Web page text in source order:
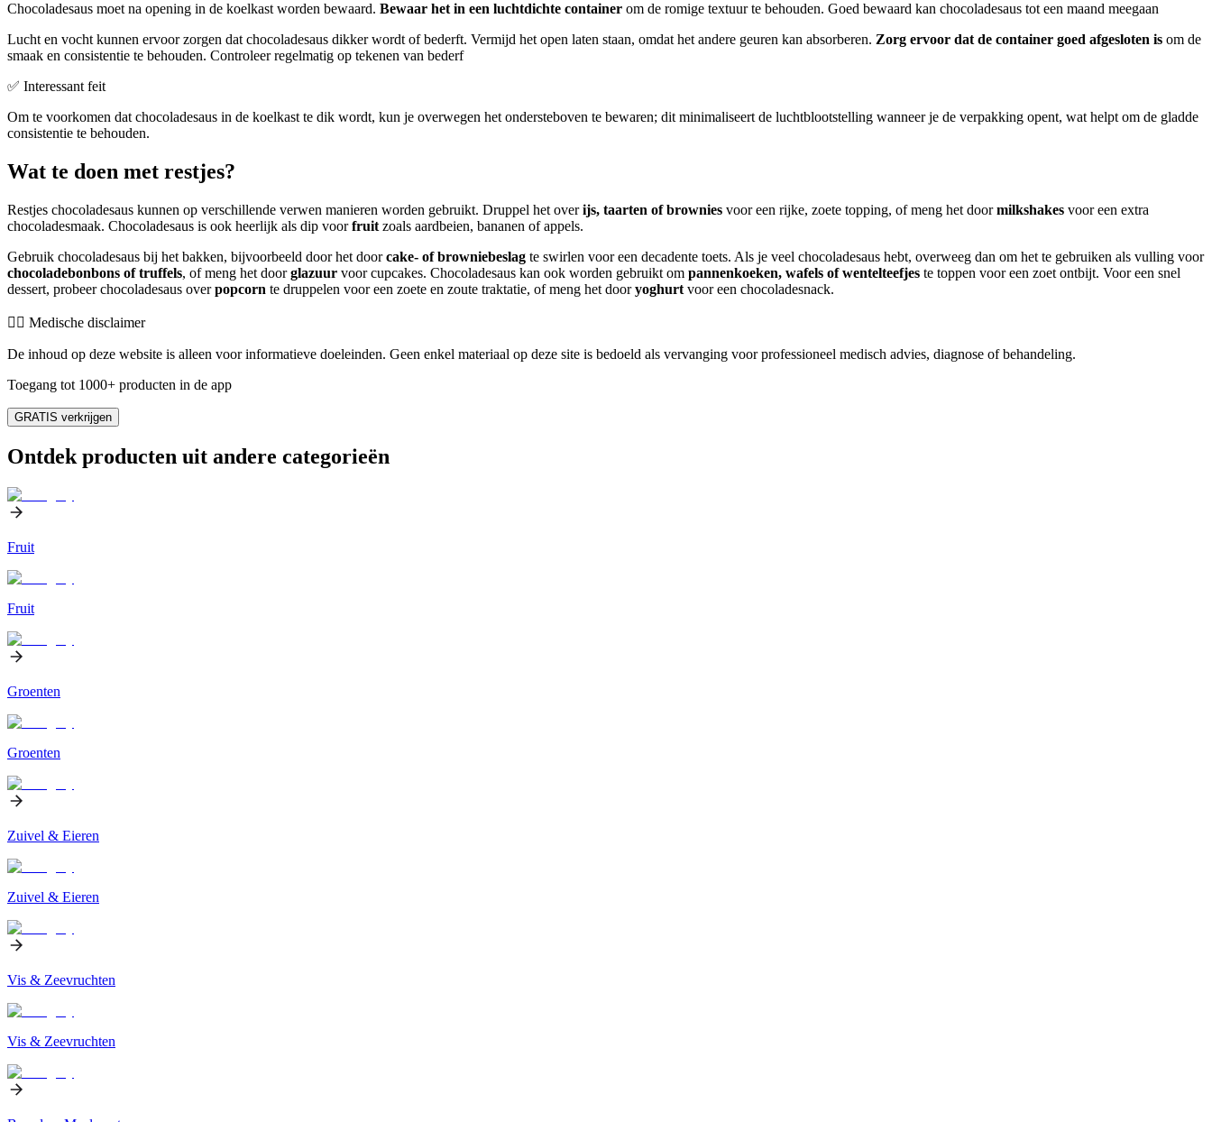
Chocoladesaus moet na opening in de koelkast worden bewaard. Bewaar het in een luchtdichte container om de romige textuur te behouden. Goed bewaard kan chocoladesaus tot een maand meegaan
Lucht en vocht kunnen ervoor zorgen dat chocoladesaus dikker wordt of bederft. Vermijd het open laten staan, omdat het andere geuren kan absorberen. Zorg ervoor dat de container goed afgesloten is om de
smaak en consistentie te behouden. Controleer regelmatig op tekenen van bederf
✅ Interessant feit
Om te voorkomen dat chocoladesaus in de koelkast te dik wordt, kun je overwegen het ondersteboven te bewaren; dit minimaliseert de luchtblootstelling wanneer je de verpakking opent, wat helpt om de gladde
consistentie te behouden.
Wat te doen met restjes?
Restjes chocoladesaus kunnen op verschillende verwen manieren worden gebruikt. Druppel het overijs, taarten of brownies voor een rijke, zoete topping, of meng het doormilkshakes voor een extra
chocoladesmaak. Chocoladesaus is ook heerlijk als dip voorfruit zoals aardbeien, bananen of appels.
Gebruik chocoladesaus bij het bakken, bijvoorbeeld door het doorcake- of browniebeslag te swirlen voor een decadente toets. Als je veel chocoladesaus hebt, overweeg dan om het te gebruiken als vulling voor
chocoladebonbons of truffels, of meng het doorglazuur voor cupcakes. Chocoladesaus kan ook worden gebruikt om pannenkoeken, wafels of wentelteefjes te toppen voor een zoet ontbijt. Voor een snel
dessert, probeer chocoladesaus overpopcorn te druppelen voor een zoete en zoute traktatie, of meng het dooryoghurt voor een chocoladesnack.
👨‍⚕️️ Medische disclaimer
De inhoud op deze website is alleen voor informatieve doeleinden. Geen enkel materiaal op deze site is bedoeld als vervanging voor professioneel medisch advies, diagnose of behandeling.
Toegang tot 1000+ producten in de app
GRATIS verkrijgen
Ontdek producten uit andere categorieën
Fruit
Fruit
Groenten
Groenten
Zuivel & Eieren
Zuivel & Eieren
Vis & Zeevruchten
Vis & Zeevruchten